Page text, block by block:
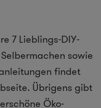
7 Lieblings-DIY-
sowie
findet
Übrigens gibt
Öko-